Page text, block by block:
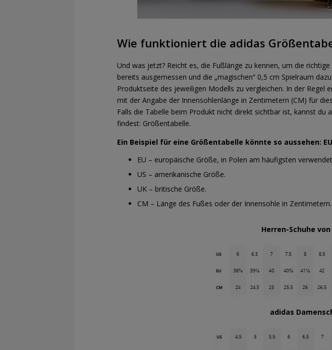
Wie funktioniert die adidas
Und was jetzt? Reicht es, die Fußlänge zu kennen, um die
bereits ausgemessen und die „magischen“ 0,5 cm Spielraum
Produktseite des jeweiligen Modells zu vergleichen. In der
mit der Angabe der Innensohlenlänge in Zentimetern (CM) für
Falls die Tabelle beim Produkt nicht direkt sichtbar ist, kannst
findest: Größentabelle.
Ein Beispiel für eine Größentabelle könnte so aussehen: EU
EU – europäische Größe, in Polen am häufigsten
US – amerikanische Größe.
UK – britische Größe.
CM – Länge des Fußes oder der Innensohle in Zentimetern.
Herren-Schuhe
adidas